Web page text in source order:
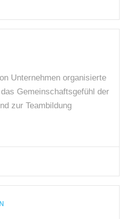
Unternehmen organisierte
Gemeinschaftsgefühl der
zur Teambildung